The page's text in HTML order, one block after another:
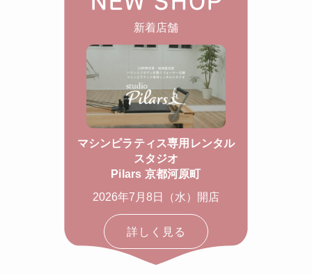
新着店舗
マシンピラティス専用レンタル
スタジオ
Pilars 京都河原町
2026年7月8日（水）開店
詳しく見る